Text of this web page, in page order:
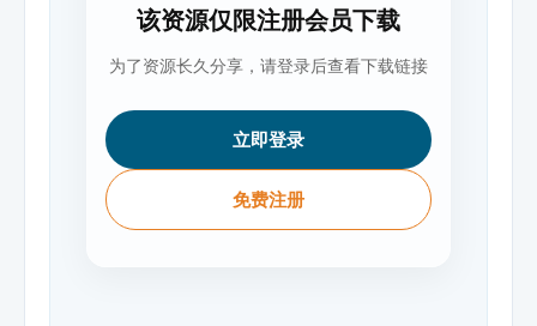
该资源仅限注册会员下载
为了资源长久分享，请登录后查看下载链接
立即登录
免费注册